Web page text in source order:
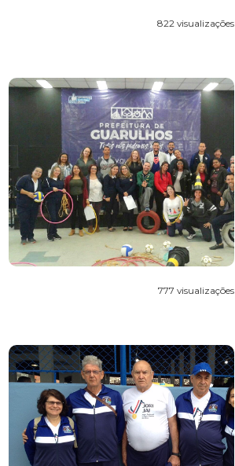
822 visualizações
777 visualizações